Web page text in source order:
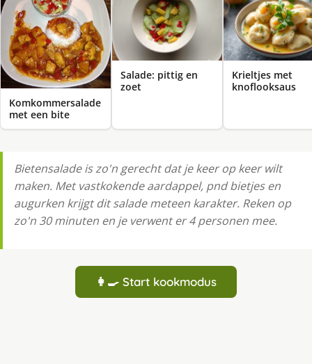
Komkommersalade
met een bite
Salade: pittig en
zoet
Krieltjes met
knoflooksaus
Bietensalade is zo'n gerecht dat je keer op keer wilt
maken. Met vastkokende aardappel, pnd bietjes en
augurken krijgt dit salade meteen karakter. Reken op
zo'n 30 minuten en je verwent er 4 personen mee.
👩‍🍳 Start kookmodus